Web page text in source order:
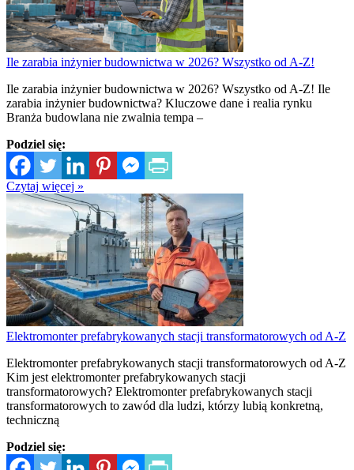
Ile zarabia inżynier budownictwa w 2026? Wszystko od A-Z!
Ile zarabia inżynier budownictwa w 2026? Wszystko od A-Z! Ile
zarabia inżynier budownictwa? Kluczowe dane i realia rynku
Branża budowlana nie zwalnia tempa –
Podziel się:
Czytaj więcej »
Elektromonter prefabrykowanych stacji transformatorowych od A-Z
Elektromonter prefabrykowanych stacji transformatorowych od A-Z
Kim jest elektromonter prefabrykowanych stacji
transformatorowych? Elektromonter prefabrykowanych stacji
transformatorowych to zawód dla ludzi, którzy lubią konkretną,
techniczną
Podziel się: